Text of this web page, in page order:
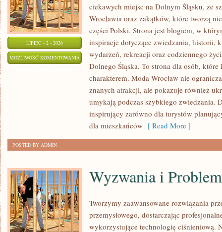
LIPIEC - 2 - 2026
MOŻLIWOŚĆ KOMENTOWANIA KARPACZ
ciekawych miejsc na Dolnym Śląsku, ze
Wrocławia oraz zakątków, które tworzą
części Polski. Strona jest blogiem, w
inspiracje dotyczące zwiedzania, historii,
wydarzeń, rekreacji oraz codziennego
Dolnego Śląska. To strona dla osób,
charakterem. Moda Wrocław nie
znanych atrakcji, ale pokazuje również
umykają podczas szybkiego zwiedzania.
inspirujący zarówno dla turystów
dla mieszkańców [ Read More ]
POSTED BY ADMIN
Wyzwania i
Tworzymy zaawansowane rozwiązania
przemysłowego, dostarczając
wykorzystujące technologię ciśnieniową.